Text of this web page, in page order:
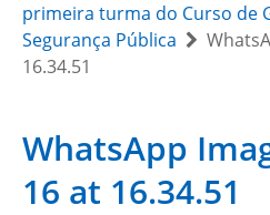
primeira turma do Curso de
Segurança Pública
16.34.51
WhatsApp
16 at 16.34.51